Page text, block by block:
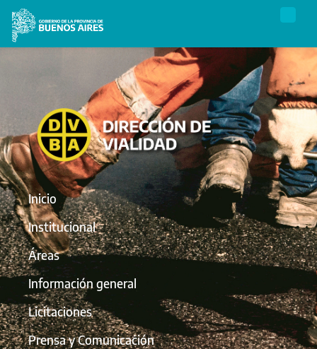
Inicio
Institucional
Áreas
Información general
Licitaciones
Prensa y Comunicación